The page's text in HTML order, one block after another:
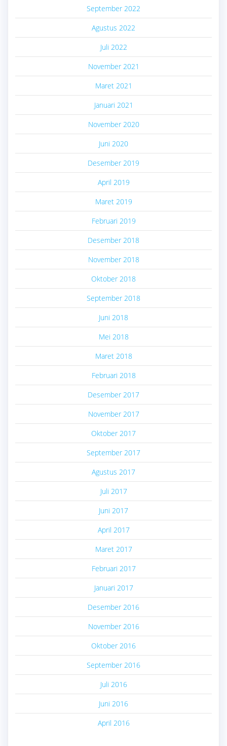
September 2022
Agustus 2022
Juli 2022
November 2021
Maret 2021
Januari 2021
November 2020
Juni 2020
Desember 2019
April 2019
Maret 2019
Februari 2019
Desember 2018
November 2018
Oktober 2018
September 2018
Juni 2018
Mei 2018
Maret 2018
Februari 2018
Desember 2017
November 2017
Oktober 2017
September 2017
Agustus 2017
Juli 2017
Juni 2017
April 2017
Maret 2017
Februari 2017
Januari 2017
Desember 2016
November 2016
Oktober 2016
September 2016
Juli 2016
Juni 2016
April 2016